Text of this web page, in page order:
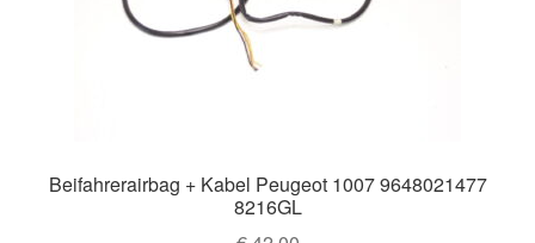
Beifahrerairbag + Kabel Peugeot 1007 9648021477
8216GL